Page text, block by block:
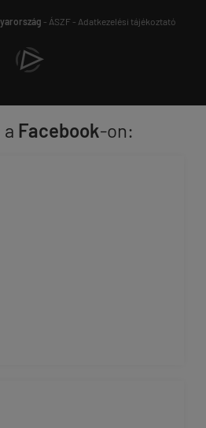
- ÁSZF- Adatkezelési tájékoztató
Facebook-on: